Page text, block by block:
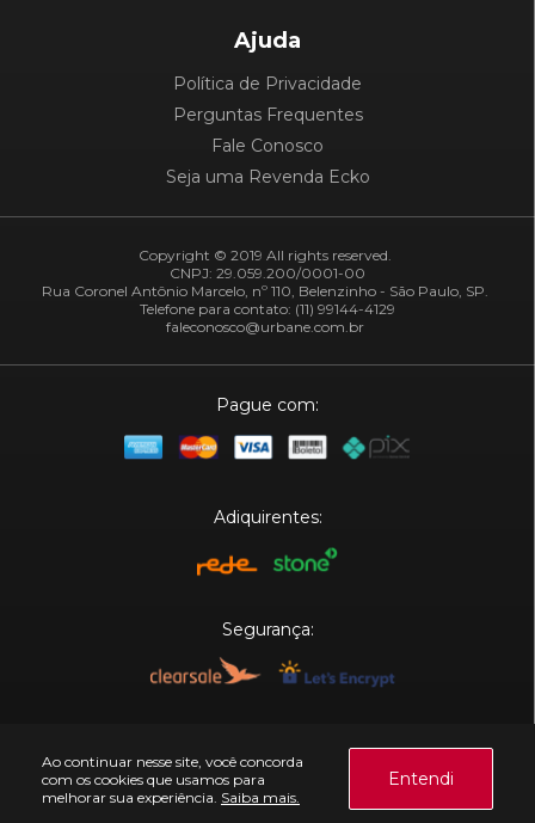
Ao continuar nesse site, você concorda
com os cookies que usamos para
melhorar sua experiência. Saiba mais.
Entendi
Ajuda
Política de Privacidade
Perguntas Frequentes
Fale Conosco
Seja uma Revenda Ecko
Copyright © 2019 All rights reserved.
CNPJ: 29.059.200/0001-00
Rua Coronel Antônio Marcelo, nº 110, Belenzinho - São Paulo, SP.
Telefone para contato: (11) 99144-4129
faleconosco@urbane.com.br
Pague com:
Adiquirentes:
Segurança: